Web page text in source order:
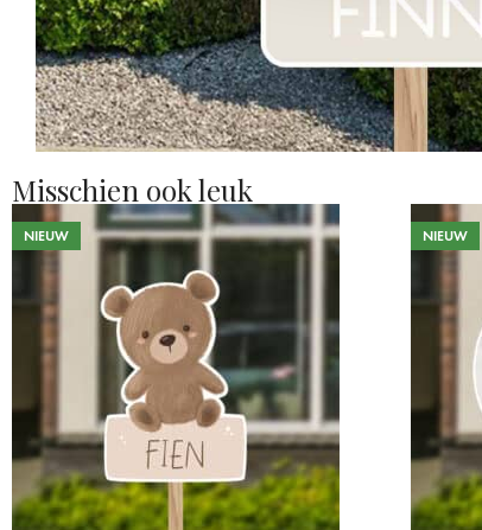
Misschien ook leuk
NIEUW NIEUW